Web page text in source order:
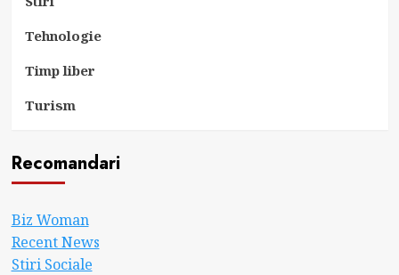
Tehnologie
Timp liber
Turism
Recomandari
Biz Woman
Recent News
Stiri Sociale